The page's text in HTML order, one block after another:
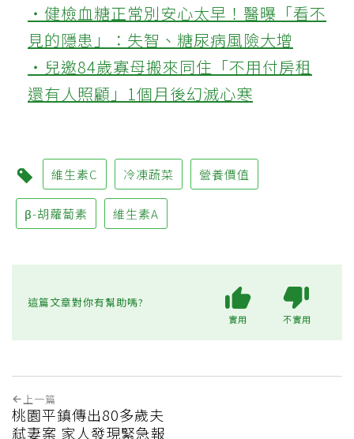
‧健檢血糖正常別安心太早！醫曝「看不
見的隱患」：失智、糖尿病風險大增
‧兒邀84歲寡母搬來同住「不用付房租
還有人照顧」1個月後幻滅心寒
維生素C 冷凍蔬菜 營養價值
β-胡蘿蔔素 維生素A
這篇文章對你有幫助嗎?
實用 不實用
上一篇
桃園平鎮傳出80多歲夫
弒妻案 家人發現緊急報